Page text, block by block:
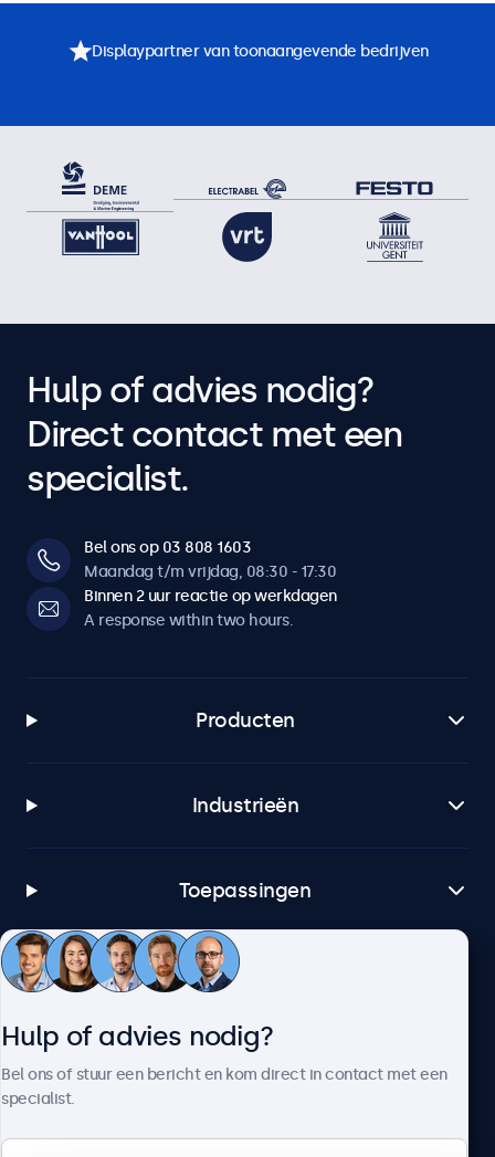
Displaypartner van toonaangevende bedrijven
Hulp of advies nodig?
Direct contact met een
specialist.
Bel ons op 03 808 1603
Maandag t/m vrijdag, 08:30 - 17:30
Binnen 2 uur reactie op werkdagen
A response within two hours.
Producten
Industrieën
Toepassingen
Klantenservice
Hulp of advies nodig?
Bel ons of stuur een bericht en kom direct in contact met een
specialist.